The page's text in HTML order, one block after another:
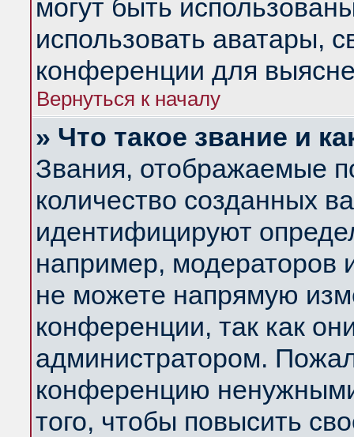
могут быть
использовать аватары,
конференции для
Вернуться к началу
» Что такое звание и
Звания, отображаемые
количество созданных
идентифицируют
например, модераторов
не можете напрямую
конференции, так как
администратором.
конференцию
того, чтобы повысить